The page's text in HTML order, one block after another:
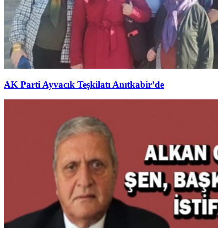
AK Parti Ayvacık Teşkilatı Anıtkabir’de